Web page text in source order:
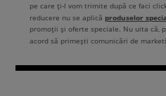
pe care ți-l vom trimite după ce faci
reducere nu se aplică produselor
promoții și oferte speciale. Nu uita că,
acord să primești comunicări de